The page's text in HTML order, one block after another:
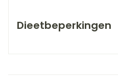
Dieetbeperkingen